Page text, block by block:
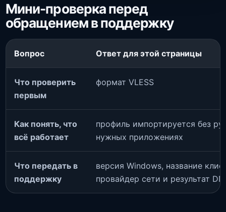
Мини-проверка перед
обращением в поддержку
Вопрос Ответ для этой страницы
Что проверить
первым
формат VLESS
Как понять, что
всё работает
профиль импортируется без
нужных приложениях
Что передать в
поддержку
версия Windows, название
провайдер сети и результат